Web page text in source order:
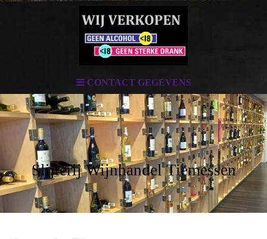
CONTACT GEGEVENS
Slijterij Wijnhandel Tiemessen